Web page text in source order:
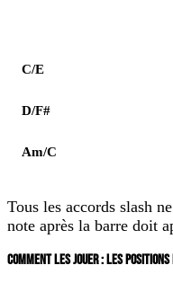
C/E
D/F#
Am/C
Tous les accords slash
note après la barre doit
COMMENT LES JOUER : LES